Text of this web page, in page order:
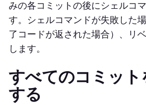
みの各コミットの後にシェルコ
す。シェルコマンドが失敗した
了コードが返された場合）、リ
します。
すべてのコミット
する